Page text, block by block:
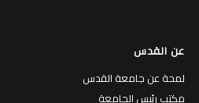
عن القدس
لمحة عن جامعة القدس
مكتب رئيس الجامعة